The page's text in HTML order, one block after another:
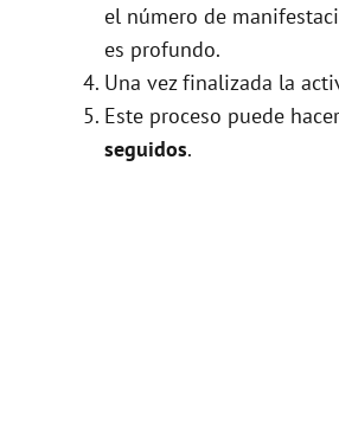
el número de
es profundo.
Una vez finalizada la
Este proceso puede
seguidos.